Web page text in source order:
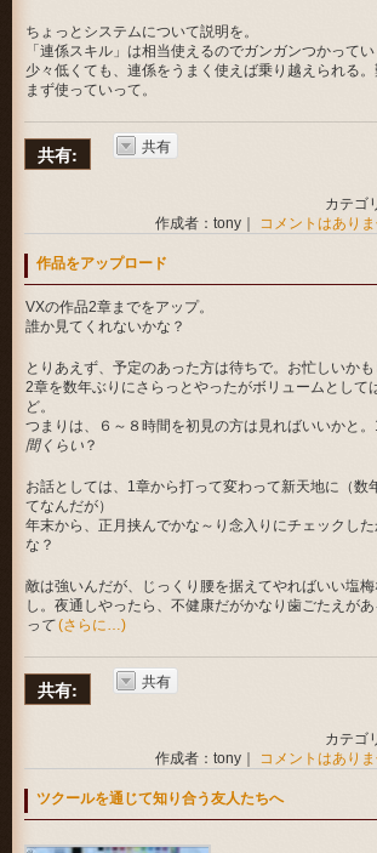
ちょっとシステムについて説明を。
「連係スキル」は相当使えるのでガンガンつかって
少々低くても、連係をうまく使えば乗り越えられる
まず使っていって。
共有: 共有
カテゴ
作成者：tony｜
コメントはあり
作品をアップロード
VXの作品2章までをアップ。
誰か見てくれないかな？
とりあえず、予定のあった方は待ちで。お忙しいかも
2章を数年ぶりにさらっとやったがボリュームとして
ど。
つまりは、６～８時間を初見の方は見ればいいかと
間くらい ？
お話としては、1章から打って変わって新天地に（数
てなんだが）
年末から、正月挟んでかな～り念入りにチェックし
な？
敵は強いんだが、じっくり腰を据えてやればいい塩
し。夜通しやったら、不健康だがかなり歯ごたえがあ
って (さらに…)
共有: 共有
カテゴ
作成者：tony｜
コメントはあり
ツクールを通じて知り合う友人たちへ